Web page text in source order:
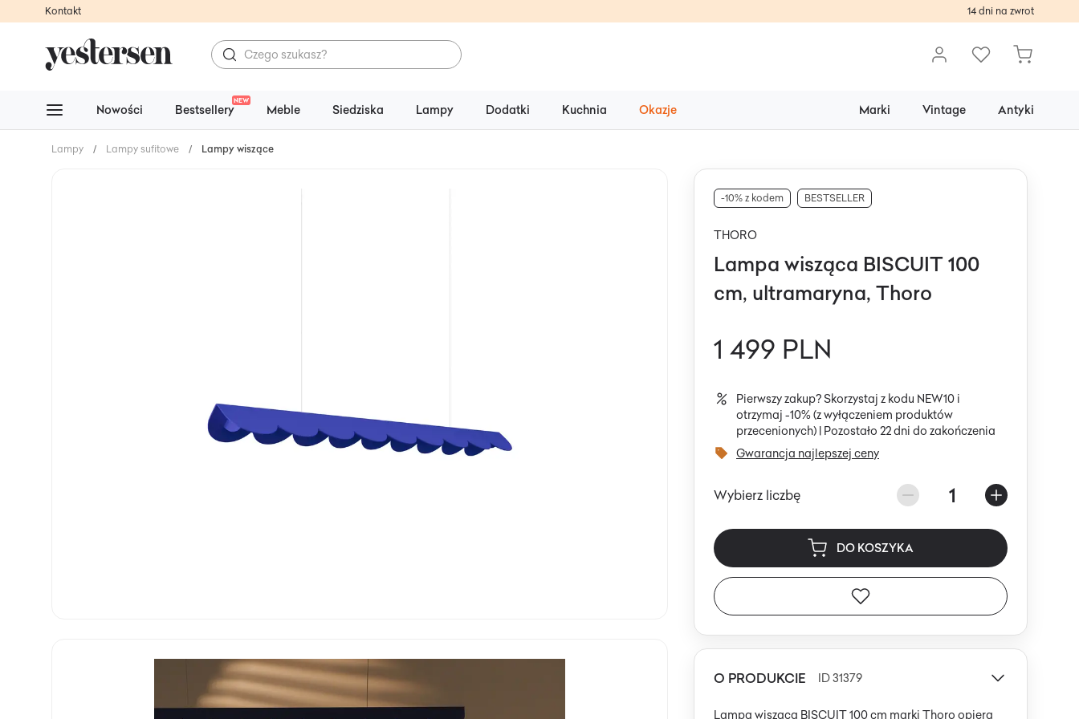
Kontakt 14 dni na zwrot
Nowości Bestsellery
NEW
Meble Siedziska Lampy Dodatki Kuchnia Okazje Marki Vintage Antyki
Lampy / Lampy sufitowe / Lampy wiszące
-10% z kodem BESTSELLER
THORO
Lampa wisząca BISCUIT 100
cm, ultramaryna, Thoro
1 499 PLN
Pierwszy zakup? Skorzystaj z kodu NEW10 i
otrzymaj -10% (z wyłączeniem produktów
przecenionych) | Pozostało 22 dni do zakończenia
Gwarancja najlepszej ceny
Wybierz liczbę 1
DO KOSZYKA
O PRODUKCIE ID 31379
Lampa wisząca BISCUIT 100 cm marki Thoro opiera